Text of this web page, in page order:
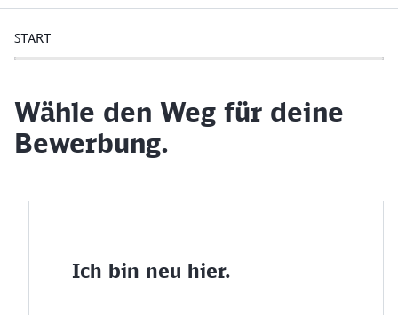
START
Wähle den Weg für deine
Bewerbung.
Ich bin neu hier.